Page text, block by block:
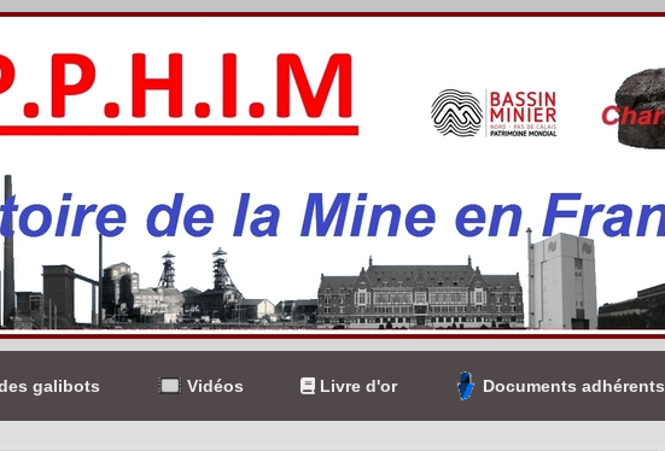
galibots Vidéos Livre d'or Documents adhérents